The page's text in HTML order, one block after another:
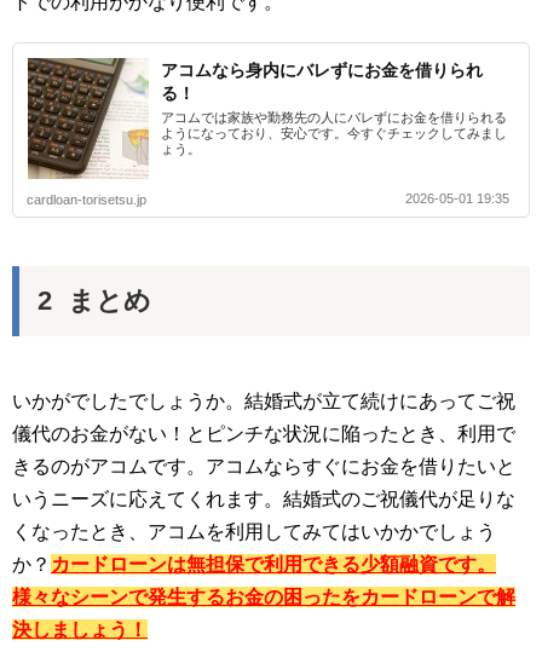
アコムなら身内にバレずにお金を借りられ
る！
アコムでは家族や勤務先の人にバレずにお金を借りられる
ようになっており、安心です。今すぐチェックしてみまし
ょう。
cardloan-torisetsu.jp 2026-05-01 19:35
まとめ
いかがでしたでしょうか。結婚式が立て続けにあってご祝
儀代のお金がない！とピンチな状況に陥ったとき、利用で
きるのがアコムです。アコムならすぐにお金を借りたいと
いうニーズに応えてくれます。結婚式のご祝儀代が足りな
くなったとき、アコムを利用してみてはいかかでしょう
か？ カードローンは無担保で利用できる少額融資です。
様々なシーンで発生するお金の困ったをカードローンで解
決しましょう！